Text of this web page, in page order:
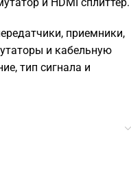
приемники,
и кабельную
тип сигнала и